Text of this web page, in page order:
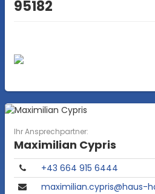
95182
Ihr Ansprechpartner:
Maximilian Cypris
+43 664 915 6444
maximilian.cypris@haus-